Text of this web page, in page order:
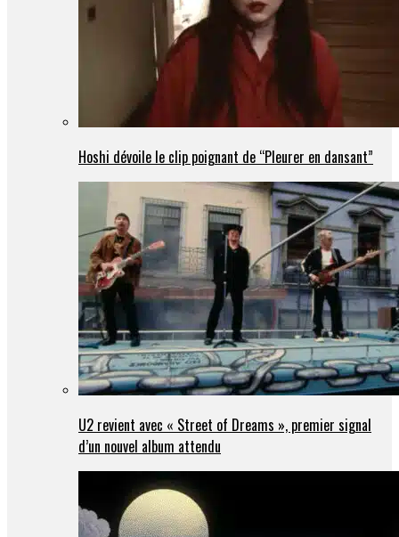
Hoshi dévoile le clip poignant de “Pleurer en dansant”
U2 revient avec « Street of Dreams », premier signal
d’un nouvel album attendu